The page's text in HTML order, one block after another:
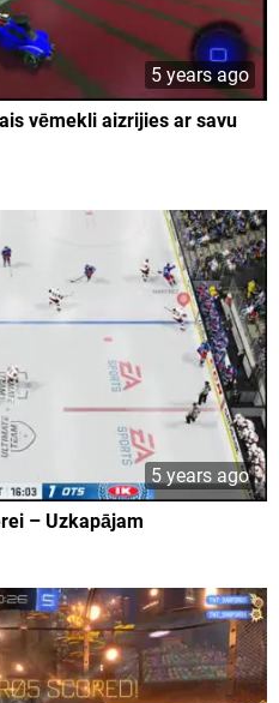
5 years ago
vēmekli aizrijies ar savu
5 years ago
– Uzkapājam